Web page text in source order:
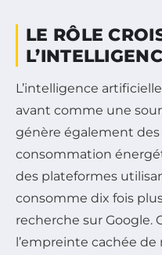
LE RÔLE
L’intelligence
avant comme une
génère également
consommation
des plateformes
consomme dix fois
recherche sur Google.
l’empreinte cachée